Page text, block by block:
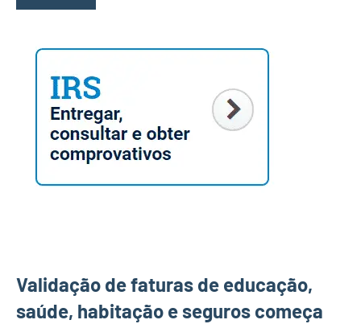
Validação de faturas de educação,
saúde, habitação e seguros começa